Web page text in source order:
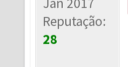
Reputação:
28